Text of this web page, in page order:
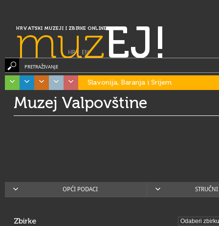
HRVATSKI MUZEJI I ZBIRKE ONLINE
muzEJ!
HR| EN
PRETRAŽIVANJE
Slavonija, Baranja i Srijem
Muzej Valpovštine
OPĆI PODACI
Zbirke